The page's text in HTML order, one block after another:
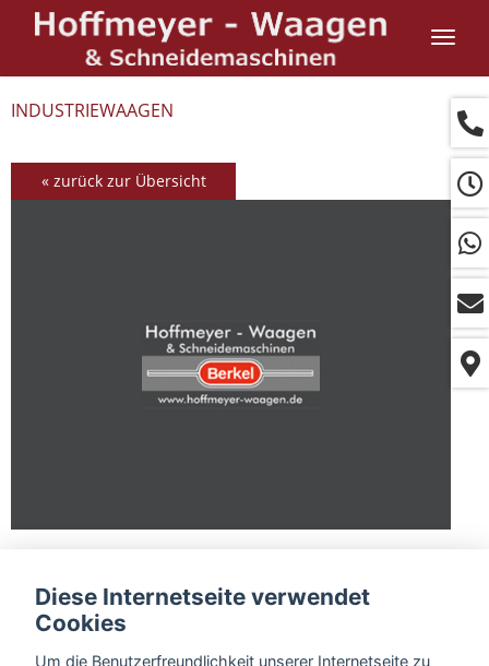
INDUSTRIEWAAGEN
« zurück zur Übersicht
Diese Internetseite verwendet
Cookies
Um die Benutzerfreundlichkeit unserer Internetseite zu